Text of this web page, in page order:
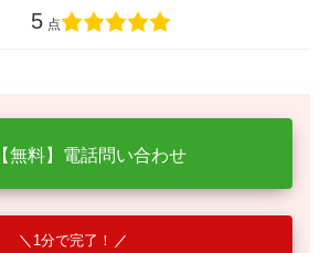
5 点
【無料】電話問い合わせ
1分で完了！